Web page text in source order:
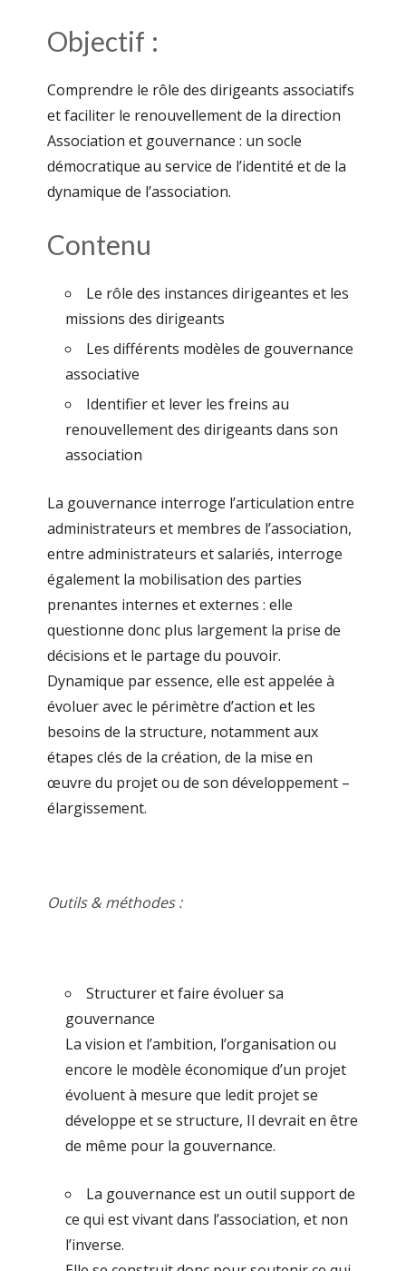
Objectif :
Comprendre le rôle des dirigeants associatifs
et faciliter le renouvellement de la direction
Association et gouvernance : un socle
démocratique au service de l’identité et de la
dynamique de l’association.
Contenu
Le rôle des instances dirigeantes et les
missions des dirigeants
Les différents modèles de gouvernance
associative
Identifier et lever les freins au
renouvellement des dirigeants dans son
association
La gouvernance interroge l’articulation entre
administrateurs et membres de l’association,
entre administrateurs et salariés, interroge
également la mobilisation des parties
prenantes internes et externes : elle
questionne donc plus largement la prise de
décisions et le partage du pouvoir.
Dynamique par essence, elle est appelée à
évoluer avec le périmètre d’action et les
besoins de la structure, notamment aux
étapes clés de la création, de la mise en
œuvre du projet ou de son développement –
élargissement.
Outils & méthodes :
Structurer et faire évoluer sa
gouvernance
La vision et l’ambition, l’organisation ou
encore le modèle économique d’un projet
évoluent à mesure que ledit projet se
développe et se structure, Il devrait en être
de même pour la gouvernance.
La gouvernance est un outil support de
ce qui est vivant dans l’association, et non
l’inverse.